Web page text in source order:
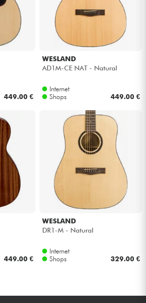
449.00 €
WESLAND
AD1M-CE NAT - Natural
Internet
Shops
449.00 €
449.00 €
WESLAND
DR1-M - Natural
Internet
Shops
329.00 €